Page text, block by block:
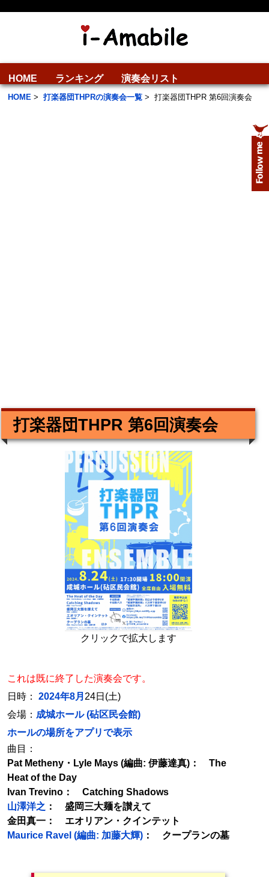
HOME ランキング 演奏会リスト
HOME > 打楽器団THPRの演奏会一覧 > 打楽器団THPR 第6回演奏会
打楽器団THPR 第6回演奏会
クリックで拡大します
これは既に終了した演奏会です。
日時： 2024年8月 24日(土)
会場： 成城ホール (砧区民会館)
ホールの場所をアプリで表示
曲目：
Pat Metheny・Lyle Mays (編曲: 伊藤達真)： The
Heat of the Day
Ivan Trevino： Catching Shadows
山澤洋之 ： 盛岡三大麺を讃えて
金田真一： エオリアン・クインテット
Maurice Ravel (編曲: 加藤大輝) ： クープランの墓